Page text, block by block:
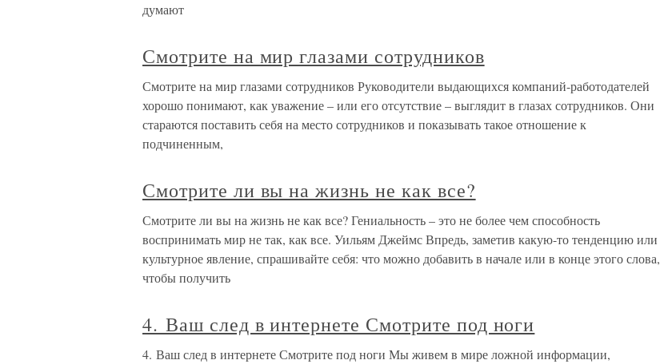
думают
Смотрите на мир глазами сотрудников
Смотрите на мир глазами сотрудников Руководители выдающихся компаний-работодателей
хорошо понимают, как уважение – или его отсутствие – выглядит в глазах сотрудников. Они
стараются поставить себя на место сотрудников и показывать такое отношение к
подчиненным,
Смотрите ли вы на жизнь не как все?
Смотрите ли вы на жизнь не как все? Гениальность – это не более чем способность
воспринимать мир не так, как все. Уильям Джеймс Впредь, заметив какую-то тенденцию или
культурное явление, спрашивайте себя: что можно добавить в начале или в конце этого слова,
чтобы получить
4. Ваш след в интернете Смотрите под ноги
4. Ваш след в интернете Смотрите под ноги Мы живем в мире ложной информации,